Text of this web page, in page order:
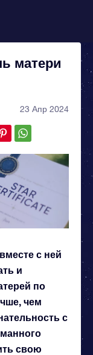
матери
23 Апр 2024
с ней
и
по
чем
с
свою